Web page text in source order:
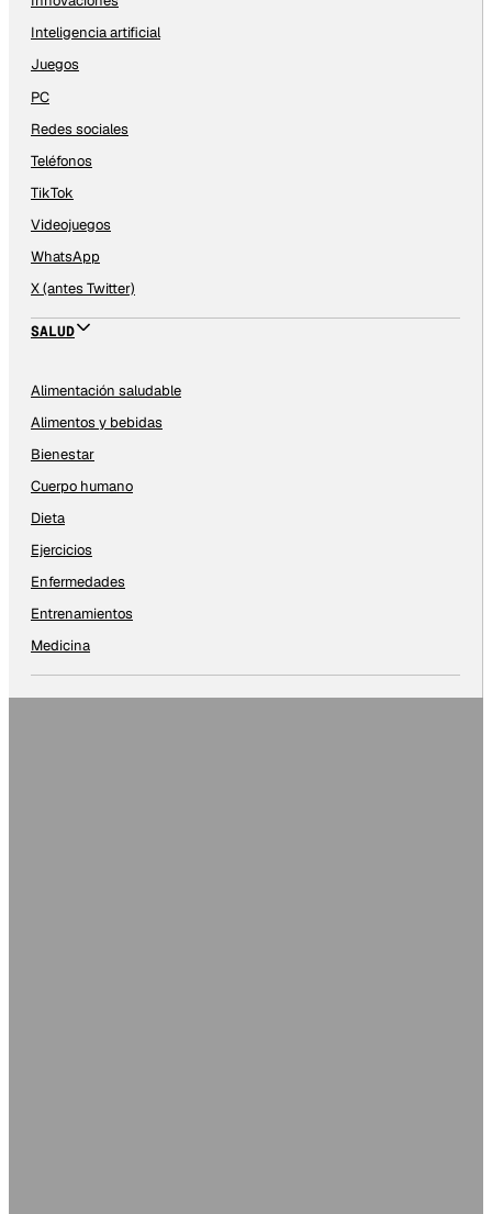
Inteligencia artificial
Juegos
PC
Redes sociales
Teléfonos
TikTok
Videojuegos
WhatsApp
X (antes Twitter)
SALUD
Alimentación saludable
Alimentos y bebidas
Bienestar
Cuerpo humano
Dieta
Ejercicios
Enfermedades
Entrenamientos
Medicina